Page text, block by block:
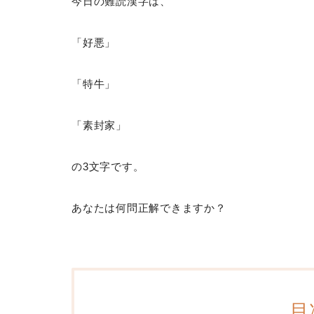
「好悪」
「特牛」
「素封家」
の3文字です。
あなたは何問正解できますか？